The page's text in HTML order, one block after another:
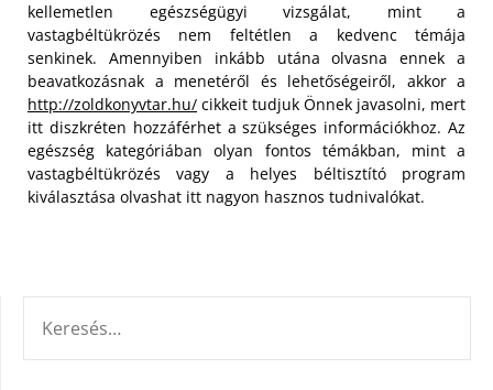
kellemetlen egészségügyi vizsgálat, mint a
vastagbéltükrözés nem feltétlen a kedvenc témája
senkinek. Amennyiben inkább utána olvasna ennek a
beavatkozásnak a menetéről és lehetőségeiről, akkor a
http://zoldkonyvtar.hu/ cikkeit tudjuk Önnek javasolni, mert
itt diszkréten hozzáférhet a szükséges információkhoz. Az
egészség kategóriában olyan fontos témákban, mint a
vastagbéltükrözés vagy a helyes béltisztító program
kiválasztása olvashat itt nagyon hasznos tudnivalókat.